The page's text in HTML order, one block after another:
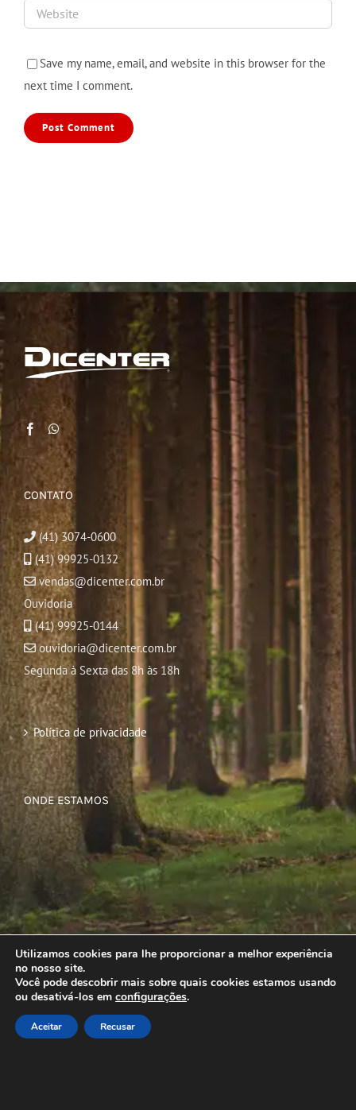
Save my name, email, and website in this browser for the
next time I comment.
CONTATO
(41) 3074-0600
(41) 99925-0132
vendas@dicenter.com.br
Ouvidoria
(41) 99925-0144
ouvidoria@dicenter.com.br
Segunda à Sexta das 8h às 18h
Política de privacidade
ONDE ESTAMOS
Utilizamos cookies para lhe proporcionar a melhor experiência
no nosso site.
Você pode descobrir mais sobre quais cookies estamos usando
ou desativá-los em configurações.
Aceitar Recusar